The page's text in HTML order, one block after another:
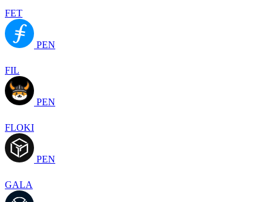
FET
PEN
FIL
PEN
FLOKI
PEN
GALA